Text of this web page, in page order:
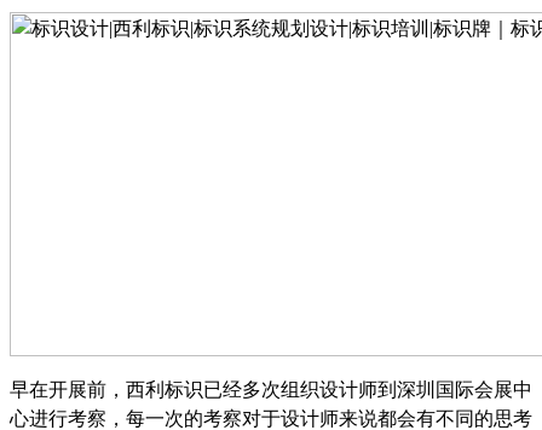
早在开展前，西利标识已经多次组织设计师到深圳国际会展中
心进行考察，每一次的考察对于设计师来说都会有不同的思考